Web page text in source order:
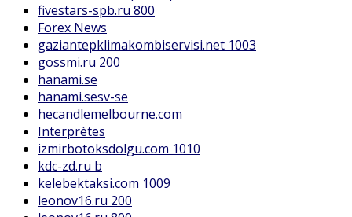
fivestars-spb.ru 800
Forex News
gaziantepklimakombiservisi.net 1003
gossmi.ru 200
hanami.se
hanami.sesv-se
hecandlemelbourne.com
Interprètes
izmirbotoksdolgu.com 1010
kdc-zd.ru b
kelebektaksi.com 1009
leonov16.ru 200